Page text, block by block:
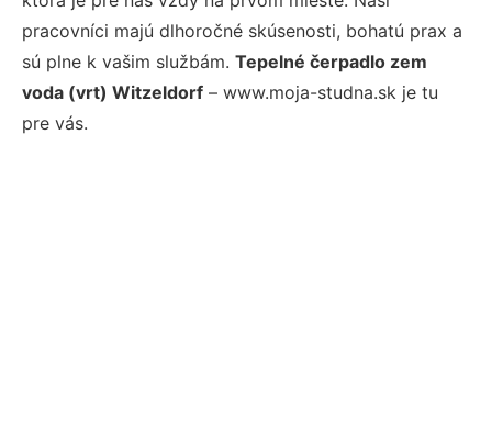
pracovníci majú dlhoročné skúsenosti, bohatú prax a
sú plne k vašim službám. Tepelné čerpadlo zem
voda (vrt) Witzeldorf – www.moja-studna.sk je tu
pre vás.